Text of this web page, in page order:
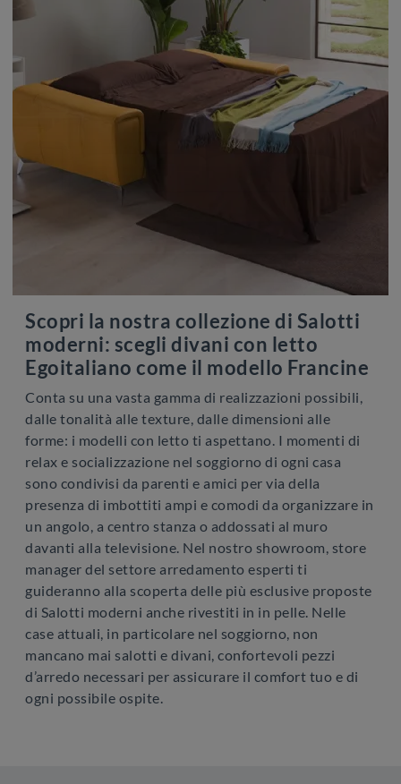
Scopri la nostra collezione di Salotti
moderni: scegli divani con letto
Egoitaliano come il modello Francine
Conta su una vasta gamma di realizzazioni possibili,
dalle tonalità alle texture, dalle dimensioni alle
forme: i modelli con letto ti aspettano. I momenti di
relax e socializzazione nel soggiorno di ogni casa
sono condivisi da parenti e amici per via della
presenza di imbottiti ampi e comodi da organizzare in
un angolo, a centro stanza o addossati al muro
davanti alla televisione. Nel nostro showroom, store
manager del settore arredamento esperti ti
guideranno alla scoperta delle più esclusive proposte
di Salotti moderni anche rivestiti in in pelle. Nelle
case attuali, in particolare nel soggiorno, non
mancano mai salotti e divani, confortevoli pezzi
d’arredo necessari per assicurare il comfort tuo e di
ogni possibile ospite.